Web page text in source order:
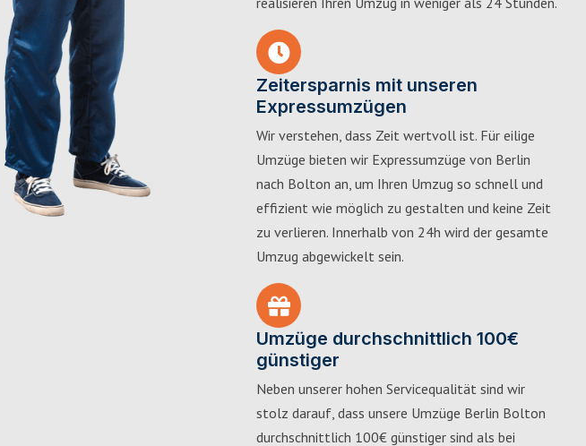
Zeitersparnis mit unseren
Expressumzügen
Wir verstehen, dass Zeit wertvoll ist. Für eilige
Umzüge bieten wir Expressumzüge von Berlin
nach Bolton an, um Ihren Umzug so schnell und
effizient wie möglich zu gestalten und keine Zeit
zu verlieren. Innerhalb von 24h wird der gesamte
Umzug abgewickelt sein.
Umzüge durchschnittlich 100€
günstiger
Neben unserer hohen Servicequalität sind wir
stolz darauf, dass unsere Umzüge Berlin Bolton
durchschnittlich 100€ günstiger sind als bei